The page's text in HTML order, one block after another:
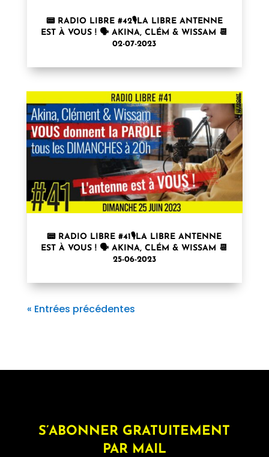
📟 RADIO LIBRE #42🎙LA LIBRE ANTENNE
EST À VOUS ! 🗣 AKINA, CLÉM & WISSAM 📆
02-07-2023
📟 RADIO LIBRE #41🎙LA LIBRE ANTENNE
EST À VOUS ! 🗣 AKINA, CLÉM & WISSAM 📆
25-06-2023
« Entrées précédentes
S’ABONNER GRATUITEMENT
PAR MAIL